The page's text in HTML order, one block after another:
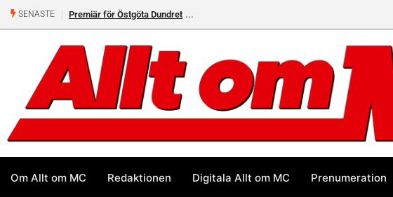
SENASTE Premiär för Östgöta Dundret
cruiser från H-D
Om Allt om MC Redaktionen Digitala Allt om MC Prenumeration